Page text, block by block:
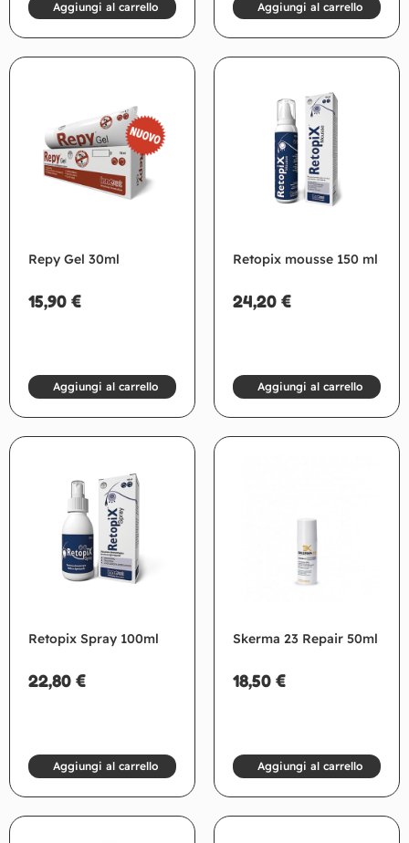
Aggiungi al carrello Aggiungi al carrello
Repy Gel 30ml
15,90 €
Aggiungi al carrello
Retopix mousse 150 ml
24,20 €
Aggiungi al carrello
Retopix Spray 100ml
22,80 €
Aggiungi al carrello
Skerma 23 Repair 50ml
18,50 €
Aggiungi al carrello